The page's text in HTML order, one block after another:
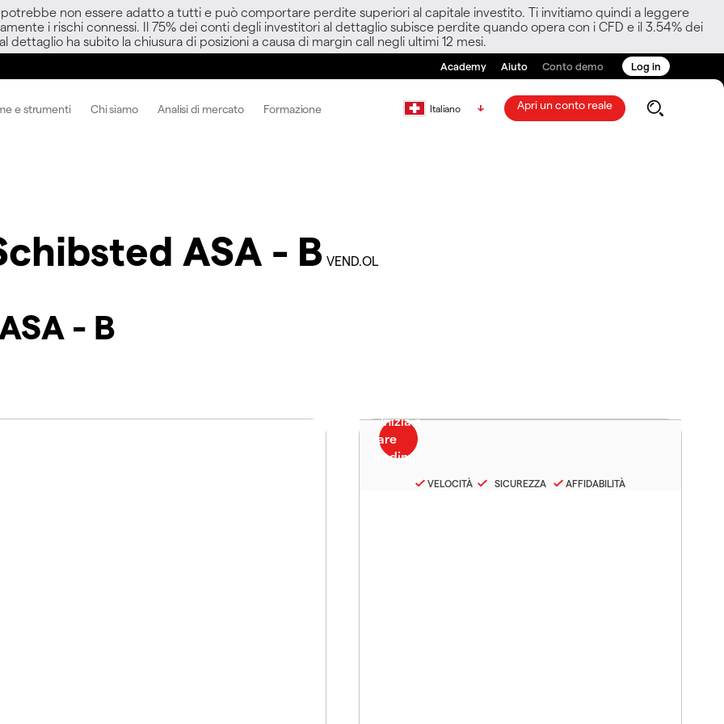
non essere adatto a tutti e può comportare perdite superiori al capitale investito. Ti invitiamo quindi a leggere
i rischi connessi. Il 75% dei conti degli investitori al dettaglio subisce perdite quando opera con i CFD e il 3.54% dei
dettaglio ha subito la chiusura di posizioni a causa di margin call negli ultimi 12 mesi.
Academy Aiuto Conto demo Log in
e strumenti Chi siamo Analisi di mercato Formazione Italiano Apri un conto reale
ASA - B VEND.OL
- B
VELOCITÀ SICUREZZA AFFIDABILITÀ